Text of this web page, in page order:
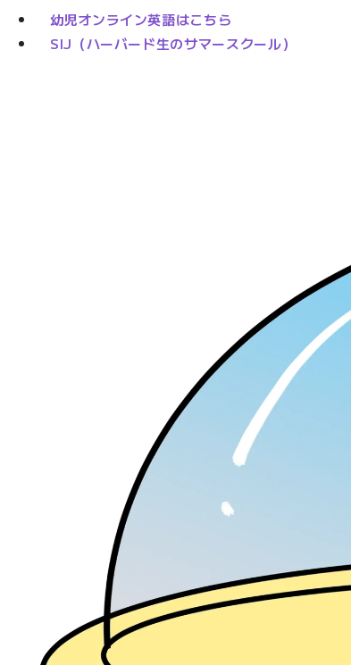
幼児オンライン英語はこちら
SIJ（ハーバード生のサマースクール）